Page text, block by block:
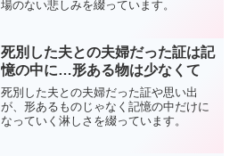
場のない悲しみを綴っています。
死別した夫との夫婦だった証は記
憶の中に…形ある物は少なくて
死別した夫との夫婦だった証や思い出
が、形あるものじゃなく記憶の中だけに
なっていく淋しさを綴っています。